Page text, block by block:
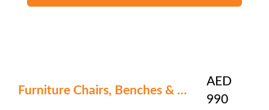
Furniture Chairs, Benches & Stools
AED
990